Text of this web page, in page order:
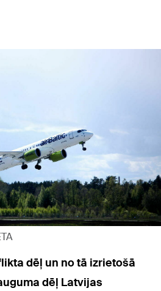
dēļ un no tā izrietošā
dēļ Latvijas